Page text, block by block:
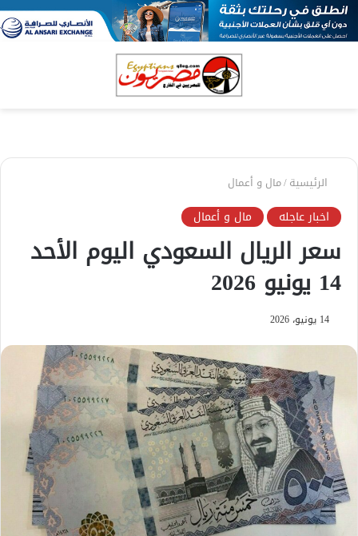
الرئيسية/مال و أعمال
اخبار عاجله مال و أعمال
سعر الريال السعودي اليوم الأحد
14 يونيو 2026
14 يونيو، 2026